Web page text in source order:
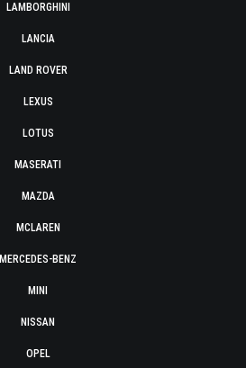
LAMBORGHINI
LANCIA
LAND ROVER
LEXUS
LOTUS
MASERATI
MAZDA
MCLAREN
MERCEDES-BENZ
MINI
NISSAN
OPEL